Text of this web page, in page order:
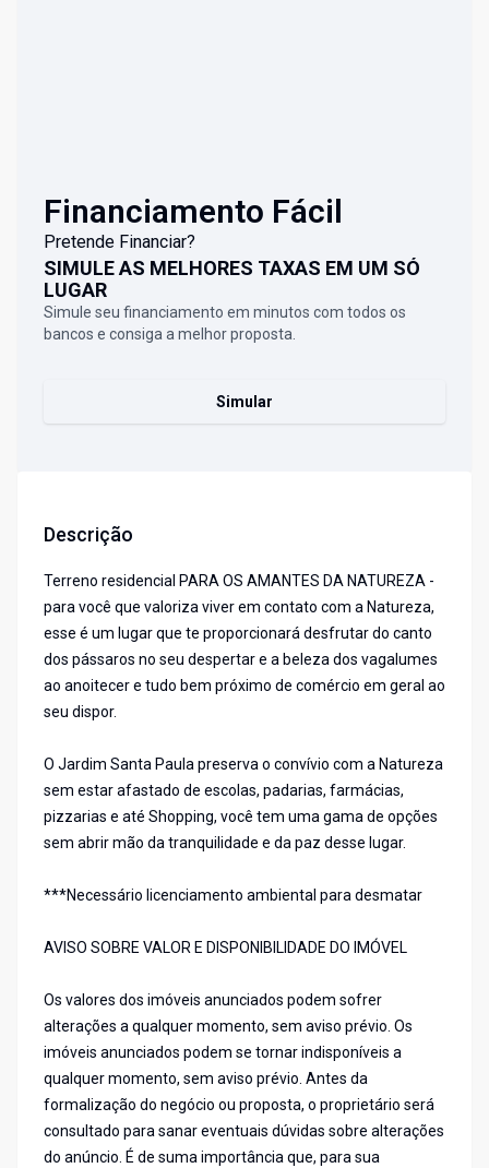
Financiamento Fácil
Pretende Financiar?
SIMULE AS MELHORES TAXAS EM UM SÓ
LUGAR
Simule seu financiamento em minutos com todos os
bancos e consiga a melhor proposta.
Simular
Descrição
Terreno residencial PARA OS AMANTES DA NATUREZA -
para você que valoriza viver em contato com a Natureza,
esse é um lugar que te proporcionará desfrutar do canto
dos pássaros no seu despertar e a beleza dos vagalumes
ao anoitecer e tudo bem próximo de comércio em geral ao
seu dispor.
O Jardim Santa Paula preserva o convívio com a Natureza
sem estar afastado de escolas, padarias, farmácias,
pizzarias e até Shopping, você tem uma gama de opções
sem abrir mão da tranquilidade e da paz desse lugar.
***Necessário licenciamento ambiental para desmatar
AVISO SOBRE VALOR E DISPONIBILIDADE DO IMÓVEL
Os valores dos imóveis anunciados podem sofrer
alterações a qualquer momento, sem aviso prévio. Os
imóveis anunciados podem se tornar indisponíveis a
qualquer momento, sem aviso prévio. Antes da
formalização do negócio ou proposta, o proprietário será
consultado para sanar eventuais dúvidas sobre alterações
do anúncio. É de suma importância que, para sua